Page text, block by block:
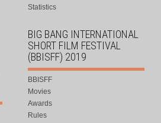
Statistics
BIG BANG INTERNATIONAL
SHORT FILM FESTIVAL
(BBISFF) 2019
BBISFF
Movies
Awards
Rules